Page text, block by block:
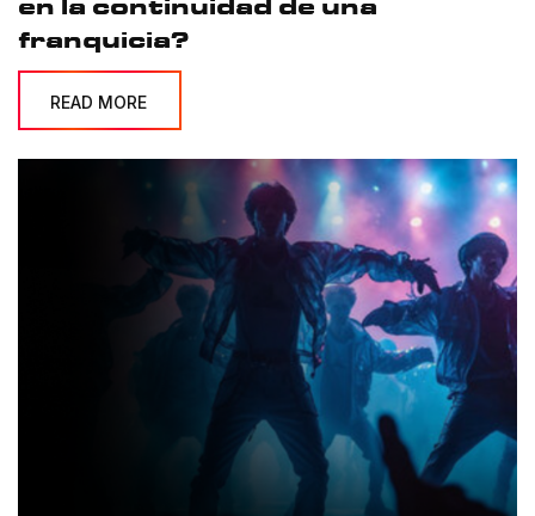
en la continuidad de una
franquicia?
READ MORE